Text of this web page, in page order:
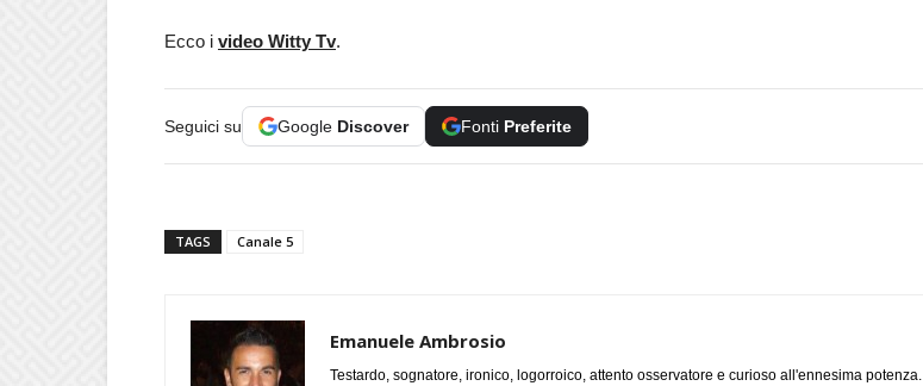
Ecco i video Witty Tv.
Seguici su Google Discover Fonti Preferite
TAGS Canale 5
Emanuele Ambrosio
Testardo, sognatore, ironico, logorroico, attento osservatore e curioso all'ennesima potenza.